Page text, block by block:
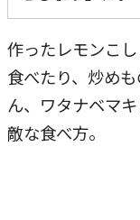
作ったレモンこ
食べたり、炒め
ん、ワタナベマ
敵な食べ方。